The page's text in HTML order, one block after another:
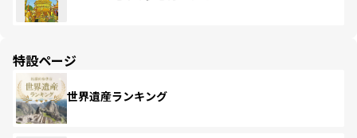
特設ページ
世界遺産ランキング